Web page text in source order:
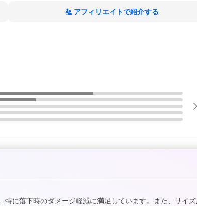
アフィリエイトで紹介する
に落下時のダメージ軽減に満足しています。また、サイ